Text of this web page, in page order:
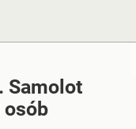
Samolot
osób